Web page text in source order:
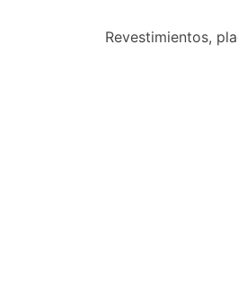
Revestimientos,